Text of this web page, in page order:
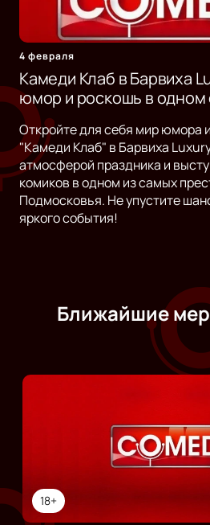
4 февраля
Камеди Клаб в Барвиха
юмор и роскошь в одном
Откройте для себя мир юмора
"Камеди Клаб" в Барвиха
атмосферой праздника и
комиков в одном из самых
Подмосковья. Не упустите
яркого события!
Ближайшие
18+